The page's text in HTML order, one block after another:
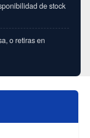
de stock
o retiras en